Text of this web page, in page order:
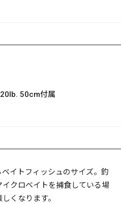
20lb. 50cm付属
イトフィッシュのサイズ。釣
クロベイトを捕食している場
くなります。